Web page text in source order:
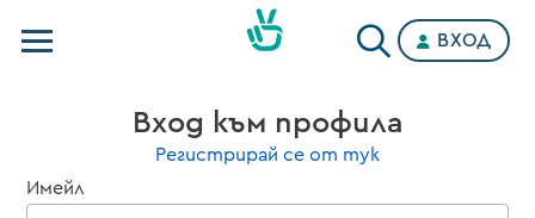
Категории
ВХОД
Вход към профила
Регистрирай се от тук
Имейл